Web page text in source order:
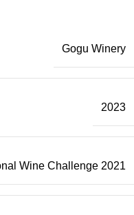
Gogu Winery
2023
Wine Challenge 2021